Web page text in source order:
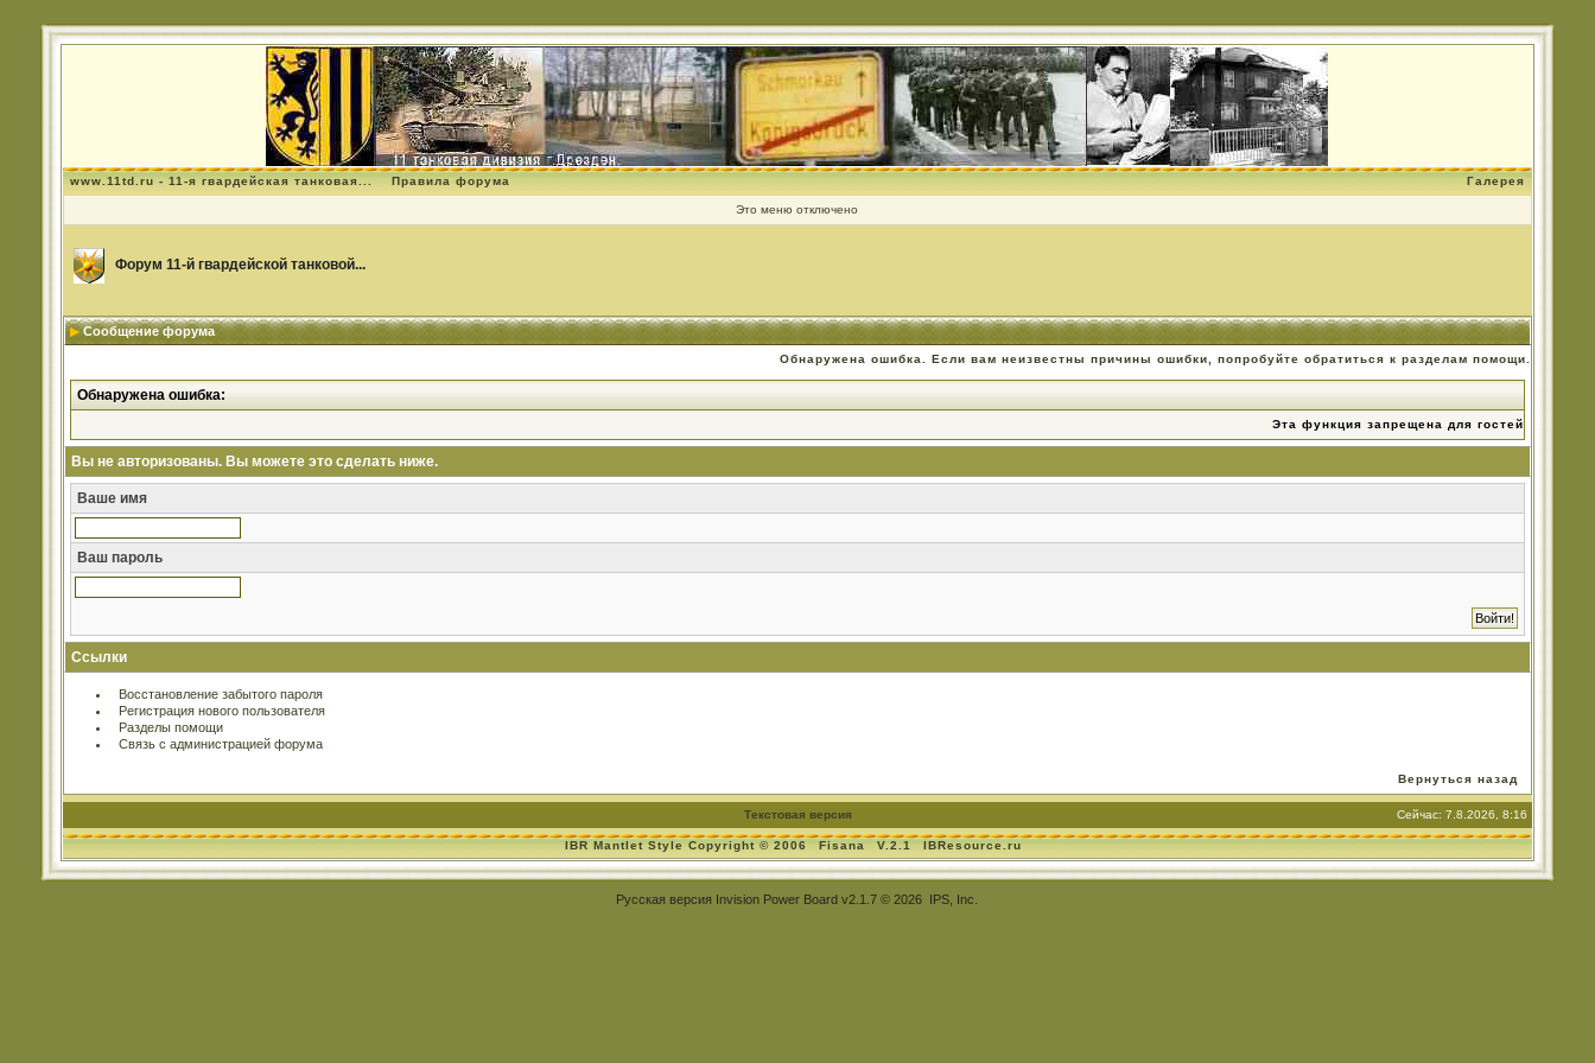
www.11td.ru - 11-я гвардейская танковая... Правила форума Галерея
Это меню отключено
Форум 11-й гвардейской танковой...
Сообщение форума
Обнаружена ошибка. Если вам неизвестны причины ошибки, попробуйте обратиться к разделам помощи.
Обнаружена ошибка:
Эта функция запрещена для гостей
Вы не авторизованы. Вы можете это сделать ниже.
Ваше имя
Ваш пароль
Ссылки
Восстановление забытого пароля
Регистрация нового пользователя
Разделы помощи
Связь с администрацией форума
Вернуться назад
Текстовая версия Сейчас: 7.8.2026, 8:16
IBR Mantlet Style Copyright © 2006 Fisana V.2.1 IBResource.ru
Русская версия Invision Power Board v2.1.7 © 2026 IPS, Inc.